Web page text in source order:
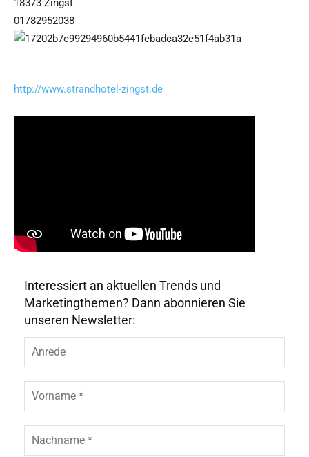
18373 Zingst
01782952038
http://www.strandhotel-zingst.de
Interessiert an aktuellen Trends und
Marketingthemen? Dann abonnieren Sie
unseren Newsletter: